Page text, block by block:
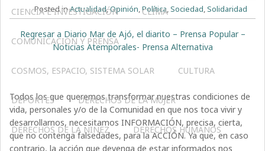
CIENCIA E INVESTIGACIÓN CLIMA
COMUNICACIÓN Y PRENSA
COSMOS, ESPACIO, SISTEMA SOLAR CULTURA
DEPORTES DERECHOS DE LA MUJER
DERECHOS DE LA NIÑEZ DERECHOS HUMANOS
Posted inActualidad,Opinión,Política,Sociedad,Solidaridad
Regresar a Diario Mar de Ajó, el diarito – Prensa Popular –
Noticias Atemporales- Prensa Alternativa
Todos los que queremos transformar nuestras condiciones de
vida, personales y/o de la Comunidad en que nos toca vivir y
desarrollarnos, necesitamos INFORMACIÓN, precisa, cierta,
que no contenga falsedades, para la ACCIÓN. Ya que, en caso
contrario, la acción que devenga de estar informados nos